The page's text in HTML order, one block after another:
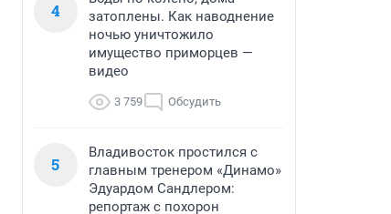
4
затоплены. Как наводнение
ночью уничтожило
имущество приморцев —
видео
3 759 Обсудить
5
Владивосток простился с
главным тренером «Динамо»
Эдуардом Сандлером:
репортаж с похорон